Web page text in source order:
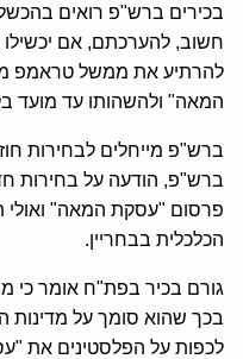
בכירים ברש"פ רואים
חשוב, להערכתם, אם יכשילו
להרתיע את ממשל טראמפ
המאה" ולהשהותו עד מועד
ברש"פ מייחלים לבחירות
ברש"פ, הודעה על בחירות
פרסום "עסקת המאה" ואולי
הכלכלית בבחריין.
גורם בכיר בפת"ח אומר
בכך שהוא סומך על מדינות
לכפות על הפלסטינים את